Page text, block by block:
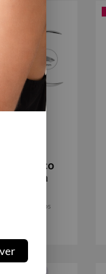
Aço
5mm
e Acessórios